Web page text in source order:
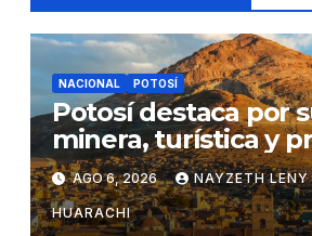
NACIONAL POTOSÍ
Potosí destaca por
minera, turística y
AGO 6, 2026 NAYZETH LENY
HUARACHI